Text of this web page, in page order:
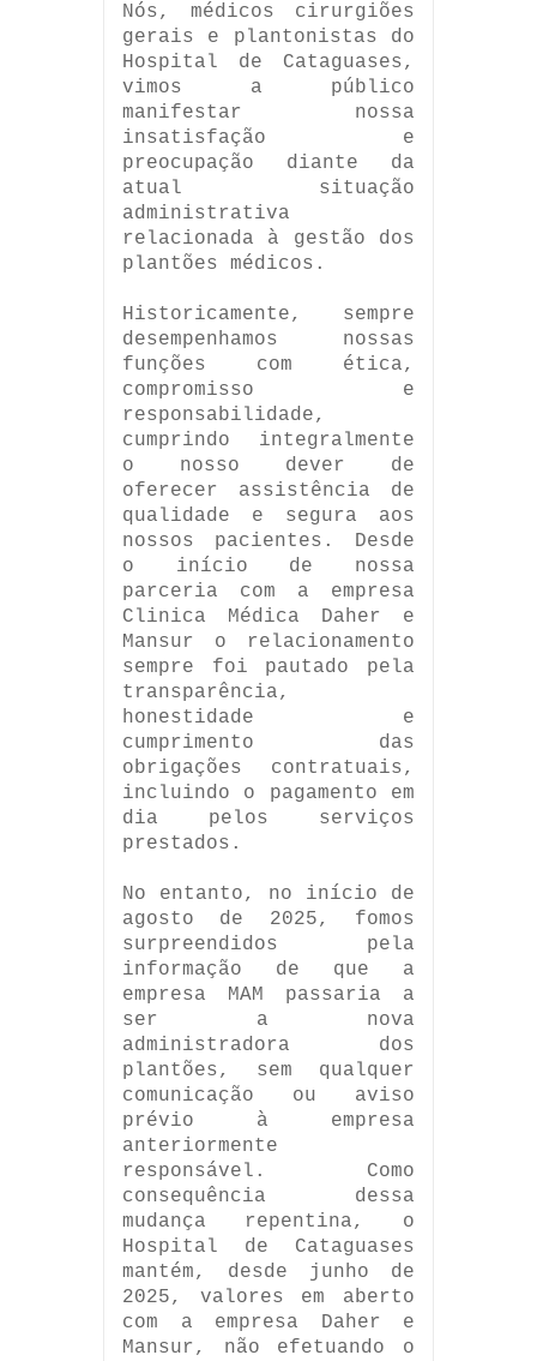
Nós, médicos cirurgiões
gerais e plantonistas do
Hospital de Cataguases,
vimos a público
manifestar nossa
insatisfação e
preocupação diante da
atual situação
administrativa
relacionada à gestão dos
plantões médicos.
Historicamente, sempre
desempenhamos nossas
funções com ética,
compromisso e
responsabilidade,
cumprindo integralmente
o nosso dever de
oferecer assistência de
qualidade e segura aos
nossos pacientes. Desde
o início de nossa
parceria com a empresa
Clinica Médica Daher e
Mansur o relacionamento
sempre foi pautado pela
transparência,
honestidade e
cumprimento das
obrigações contratuais,
incluindo o pagamento em
dia pelos serviços
prestados.
No entanto, no início de
agosto de 2025, fomos
surpreendidos pela
informação de que a
empresa MAM passaria a
ser a nova
administradora dos
plantões, sem qualquer
comunicação ou aviso
prévio à empresa
anteriormente
responsável. Como
consequência dessa
mudança repentina, o
Hospital de Cataguases
mantém, desde junho de
2025, valores em aberto
com a empresa Daher e
Mansur, não efetuando o